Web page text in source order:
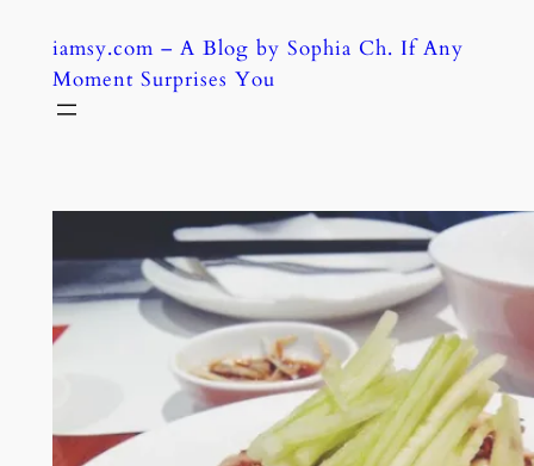
content
iamsy.com – A Blog by Sophia Ch. If Any
Moment Surprises You